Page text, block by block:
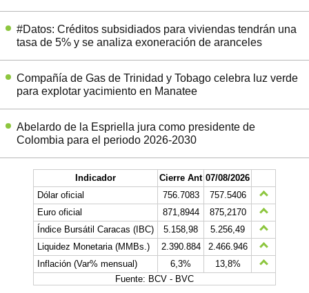
#Datos: Créditos subsidiados para viviendas tendrán una
tasa de 5% y se analiza exoneración de aranceles
Compañía de Gas de Trinidad y Tobago celebra luz verde
para explotar yacimiento en Manatee
Abelardo de la Espriella jura como presidente de
Colombia para el periodo 2026-2030
Indicador Cierre Ant 07/08/2026
Dólar oficial
756.7083
757.5406
Euro oficial
871,8944
875,2170
Índice Bursátil Caracas (IBC)
5.158,98
5.256,49
Liquidez Monetaria (MMBs.)
2.390.884
2.466.946
Inflación (Var% mensual)
6,3%
13,8%
Fuente: BCV - BVC